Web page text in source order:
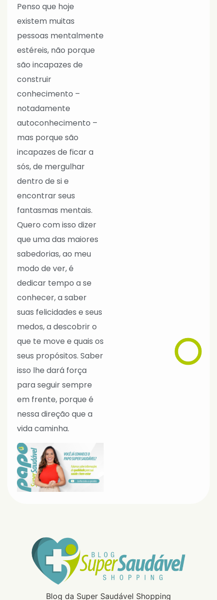
Penso que hoje
existem muitas
pessoas mentalmente
estéreis, não porque
são incapazes de
construir
conhecimento –
notadamente
autoconhecimento –
mas porque são
incapazes de ficar a
sós, de mergulhar
dentro de si e
encontrar seus
fantasmas mentais.
Quero com isso dizer
que uma das maiores
sabedorias, ao meu
modo de ver, é
dedicar tempo a se
conhecer, a saber
suas felicidades e seus
medos, a descobrir o
que te move e quais os
seus propósitos. Saber
isso lhe dará força
para seguir sempre
em frente, porque é
nessa direção que a
vida caminha.
Blog da Super Saudável Shopping